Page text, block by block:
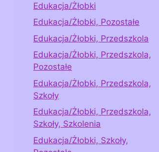
Edukacja/Żłobki
Edukacja/Żłobki, Pozostałe
Edukacja/Żłobki, Przedszkola
Edukacja/Żłobki, Przedszkola,
Pozostałe
Edukacja/Żłobki, Przedszkola,
Szkoły
Edukacja/Żłobki, Przedszkola,
Szkoły, Szkolenia
Edukacja/Żłobki, Szkoły,